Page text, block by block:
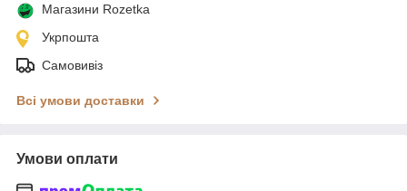
Магазини Rozetka
Укрпошта
Самовивіз
Всі умови доставки
Умови оплати